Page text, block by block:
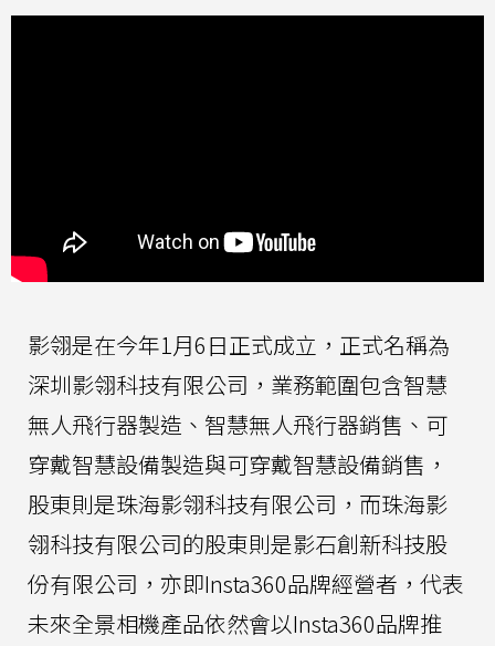
影翎是在今年1月6日正式成立，正式名稱為
深圳影翎科技有限公司，業務範圍包含智慧
無人飛行器製造、智慧無人飛行器銷售、可
穿戴智慧設備製造與可穿戴智慧設備銷售，
股東則是珠海影翎科技有限公司，而珠海影
翎科技有限公司的股東則是影石創新科技股
份有限公司，亦即Insta360品牌經營者，代表
未來全景相機產品依然會以Insta360品牌推